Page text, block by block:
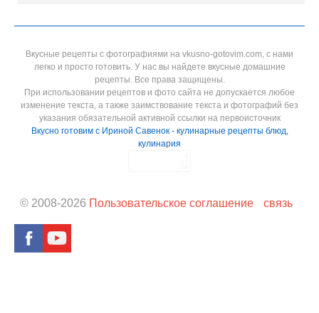
Вкусные рецепты с фотографиями на vkusno-gotovim.com, с нами
легко и просто готовить. У нас вы найдете вкусные домашние
рецепты. Все права защищены.
При использовании рецептов и фото сайта не допускается любое
изменение текста, а также заимствование текста и фотографий без
указания обязательной активной ссылки на первоисточник
Вкусно готовим с Ириной Савенок - кулинарные рецепты блюд,
кулинария
© 2008-2026 Пользовательское соглашение связь